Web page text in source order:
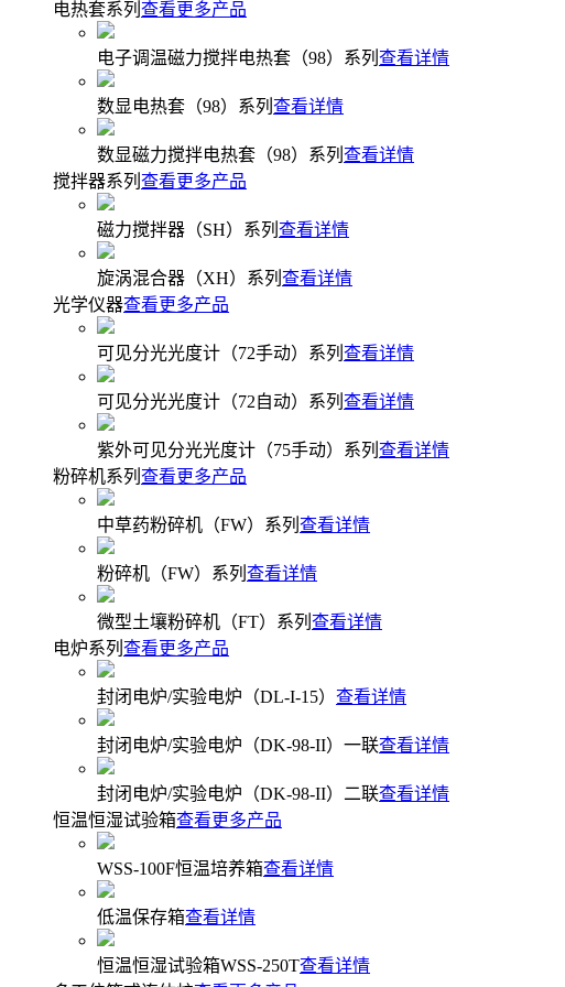
电热套系列 查看更多产品
电子调温磁力搅拌电热套（98）系列 查看详情
数显电热套（98）系列 查看详情
数显磁力搅拌电热套（98）系列 查看详情
搅拌器系列 查看更多产品
磁力搅拌器（SH）系列 查看详情
旋涡混合器（XH）系列 查看详情
光学仪器查看更多产品
可见分光光度计（72手动）系列 查看详情
可见分光光度计（72自动）系列 查看详情
紫外可见分光光度计（75手动）系列 查看详情
粉碎机系列 查看更多产品
中草药粉碎机（FW）系列 查看详情
粉碎机（FW）系列 查看详情
微型土壤粉碎机（FT）系列 查看详情
电炉系列 查看更多产品
封闭电炉/实验电炉（DL-I-15） 查看详情
封闭电炉/实验电炉（DK-98-II）一联查看详情
封闭电炉/实验电炉（DK-98-II）二联查看详情
恒温恒湿试验箱查看更多产品
WSS-100F恒温培养箱查看详情
低温保存箱查看详情
恒温恒湿试验箱WSS-250T查看详情